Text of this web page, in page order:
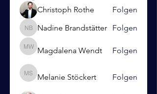
Christoph Rothe
Folgen
Nadine Brandstätter
Nadine Brandstätter Folgen
Magdalena Wendt
Magdalena Wendt Folgen
Melanie Stöckert
Melanie Stöckert Folgen